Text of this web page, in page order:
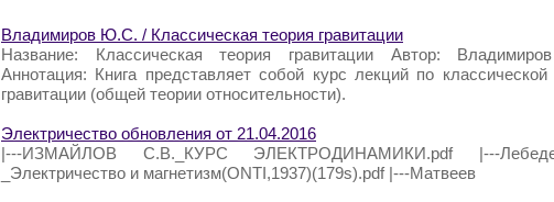
Владимиров Ю.С. / Классическая теория гравитации
Название: Классическая теория гравитации Автор:
Аннотация: Книга представляет собой курс лекций по классической
гравитации (общей теории относительности).
Электричество обновления от 21.04.2016
|---ИЗМАЙЛОВ С.В._КУРС ЭЛЕКТРОДИНАМИКИ.pdf |---
_Электричество и магнетизм(ONTI,1937)(179s).pdf |---Матвеев